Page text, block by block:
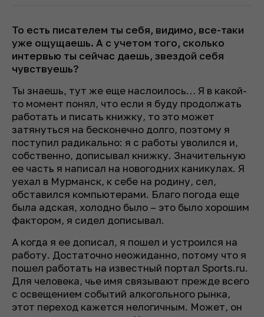
То есть писателем ты себя, видимо, все-таки
уже ощущаешь. А с учетом того, сколько
интервью ты сейчас даешь, звездой себя
чувствуешь?
Ты знаешь, тут же еще наслоилось… Я в какой-
то момент понял, что если я буду продолжать
работать и писать книжку, то это может
затянуться на бесконечно долго, поэтому я
поступил радикально: я с работы уволился и,
собственно, дописывал книжку. Значительную
ее часть я написал на новогодних каникулах. Я
уехал в Мурманск, к себе на родину, сел,
обставился компьютерами. Благо погода еще
была адская, холодно было – это было хорошим
фактором, я сидел дописывал.
А когда я ее дописал, я пошел и устроился на
работу. Достаточно неожиданно, потому что я
пошел работать на известный портал Sports.ru.
Для человека, чье имя связывают прежде всего
с освещением событий алкогольного рынка,
этот переход кажется нелогичным. Может, он